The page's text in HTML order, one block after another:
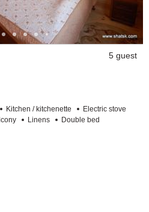
5 guest
Kitchen / kitchenette
Electric stove
Linens Double bed